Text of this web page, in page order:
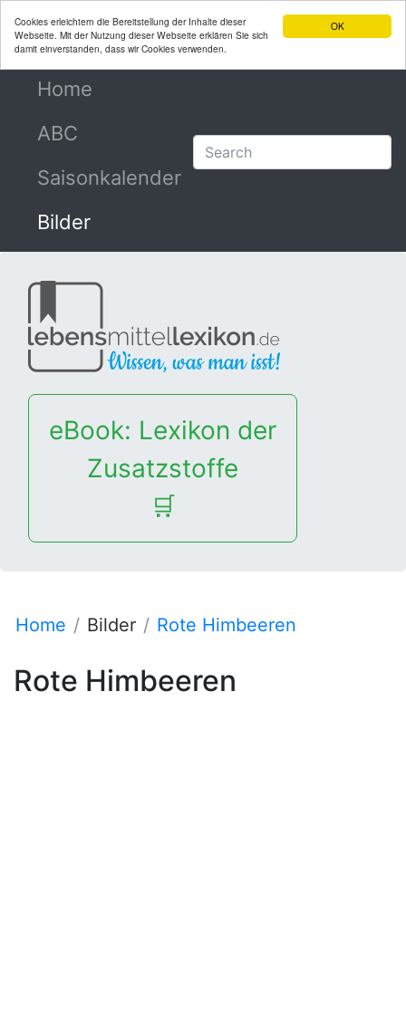
OK
Cookies erleichtern die Bereitstellung der Inhalte dieser
Webseite. Mit der Nutzung dieser Webseite erklären Sie sich
damit einverstanden, dass wir Cookies verwenden.
Home
ABC
Saisonkalender
Bilder
eBook: Lexikon der
Zusatzstoffe
🛒
Home Bilder Rote Himbeeren
Rote Himbeeren